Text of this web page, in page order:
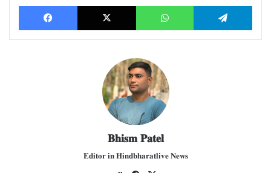
Facebook X WhatsApp
𝐁𝐡𝐢𝐬𝐦 𝐏𝐚𝐭𝐞𝐥
𝐄𝐝𝐢𝐭𝐨𝐫 𝐢𝐧 𝐇𝐢𝐧𝐝𝐛𝐡𝐚𝐫𝐚𝐭𝐥𝐢𝐯𝐞 𝐍𝐞𝐰𝐬